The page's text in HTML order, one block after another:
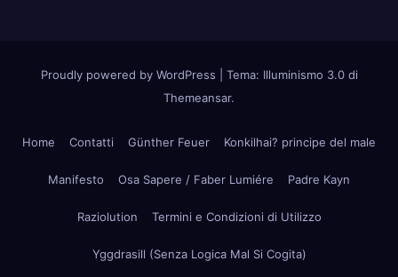
Proudly powered by WordPress
Tema: Illuminismo 3.0 di
Themeansar.
Home Contatti Günther Feuer Konkilhai? principe del male
Manifesto Osa Sapere / Faber Lumiére Padre Kayn
Raziolution Termini e Condizioni di Utilizzo
Yggdrasill (Senza Logica Mal Si Cogita)